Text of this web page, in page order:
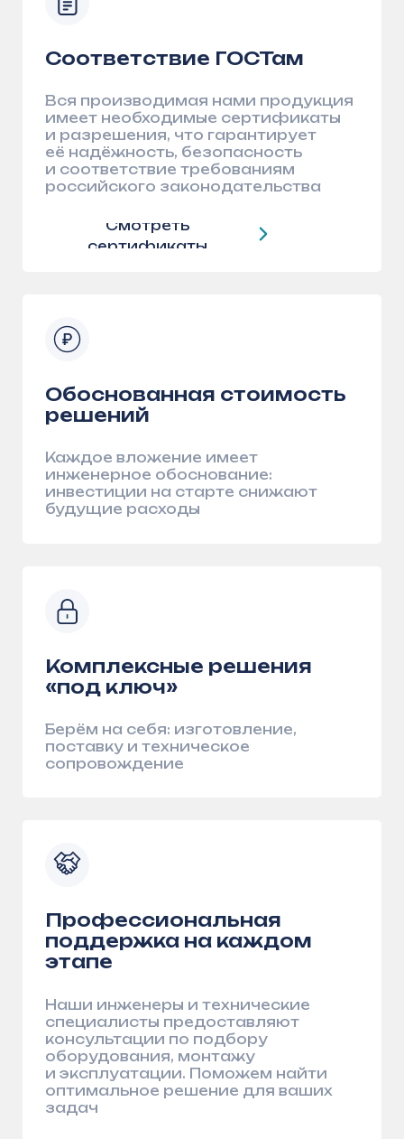
Профессиональная
специалисты предоставляют
консультации по подбору
оборудования, монтажу
и эксплуатации. Поможем найти
оптимальное решение для ваших
задач
Фотография
Кадры, которыми
мыгордимся
компании: производственные процессы,
мероприятия, объектные съемки и
другие значимые моменты
Присоединяйтесь к числу наших
партнёров и убедитесь в надёжности
решений «АрсеналГидро»
Сотрудничаем с ведущими
предприятиями
и организациями